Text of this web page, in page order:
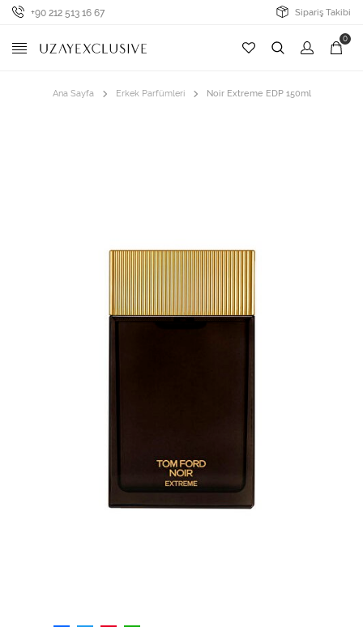
+90 212 513 16 67 Sipariş Takibi
0
Ana Sayfa Erkek Parfümleri Noir Extreme EDP 150ml